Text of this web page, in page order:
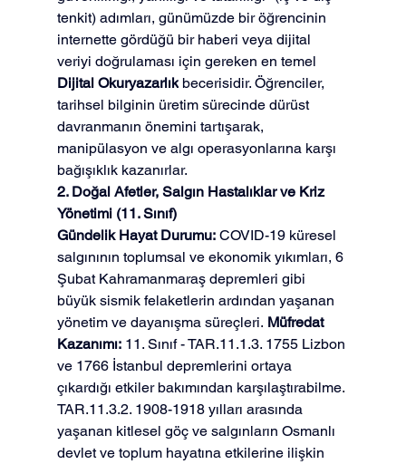
tenkit) adımları, günümüzde bir öğrencinin
internette gördüğü bir haberi veya dijital
veriyi doğrulaması için gereken en temel
Dijital Okuryazarlık becerisidir. Öğrenciler,
tarihsel bilginin üretim sürecinde dürüst
davranmanın önemini tartışarak,
manipülasyon ve algı operasyonlarına karşı
bağışıklık kazanırlar.
2. Doğal Afetler, Salgın Hastalıklar ve Kriz
Yönetimi (11. Sınıf)
Gündelik Hayat Durumu: COVID-19 küresel
salgınının toplumsal ve ekonomik yıkımları, 6
Şubat Kahramanmaraş depremleri gibi
büyük sismik felaketlerin ardından yaşanan
yönetim ve dayanışma süreçleri. Müfredat
Kazanımı: 11. Sınıf - TAR.11.1.3. 1755 Lizbon
ve 1766 İstanbul depremlerini ortaya
çıkardığı etkiler bakımından karşılaştırabilme.
TAR.11.3.2. 1908-1918 yılları arasında
yaşanan kitlesel göç ve salgınların Osmanlı
devlet ve toplum hayatına etkilerine ilişkin